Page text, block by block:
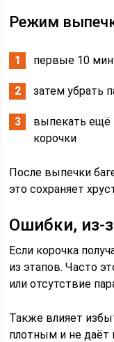
Режим
первые 10
затем убрать
выпекать ещё
корочки
После выпечки
это сохраняет
Ошибки, из-
Если корочка
из этапов. Часто
или отсутствие
Также влияет
плотным и не даёт